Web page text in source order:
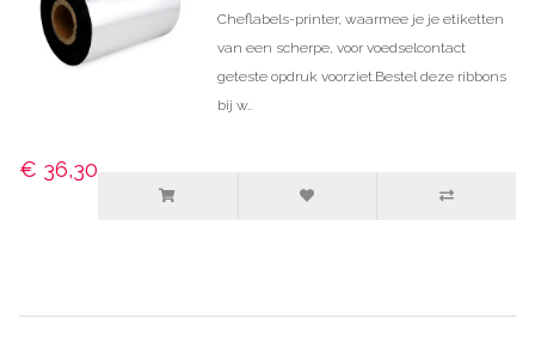
Cheflabels-printer, waarmee je je etiketten
van een scherpe, voor voedselcontact
geteste opdruk voorziet.Bestel deze ribbons
bij w..
€ 36,30